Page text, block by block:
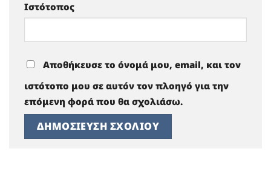
Ιστότοπος
Αποθήκευσε το όνομά μου, email, και τον
ιστότοπο μου σε αυτόν τον πλοηγό για την
επόμενη φορά που θα σχολιάσω.